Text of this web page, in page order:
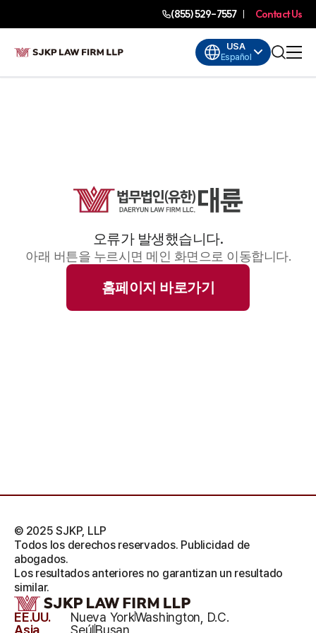
(855) 529-7557 Contact Us
USA
Español
오류가 발생했습니다.
아래 버튼을 누르시면 메인 화면으로 이동합니다.
홈페이지 바로가기
EE.UU. Nueva YorkWashington, D.C.
© 2025 SJKP, LLP
Todos los derechos reservados. Publicidad de
abogados.
Los resultados anteriores no garantizan un resultado
similar.